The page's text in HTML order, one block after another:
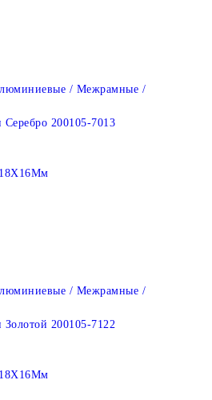
/ Межрамные /
200105-7013
/ Межрамные /
200105-7122